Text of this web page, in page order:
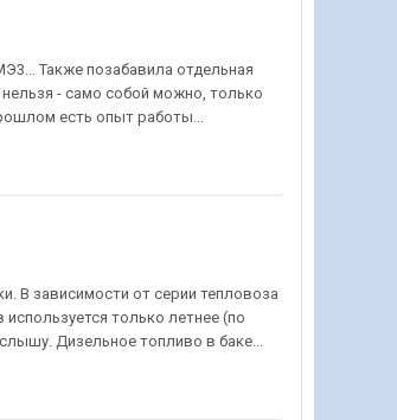
Также позабавила отдельная
- само собой можно, только
есть опыт работы...
В зависимости от серии тепловоза
только летнее (по
Дизельное топливо в баке...